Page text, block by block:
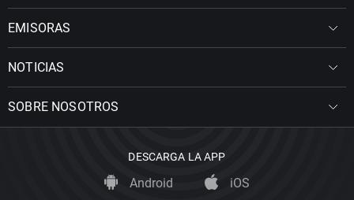
EMISORAS
NOTICIAS
SOBRE NOSOTROS
DESCARGA LA APP
Android iOS